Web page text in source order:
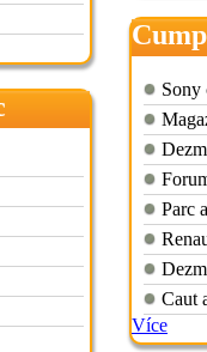
Sony
Parc
Caut
Více